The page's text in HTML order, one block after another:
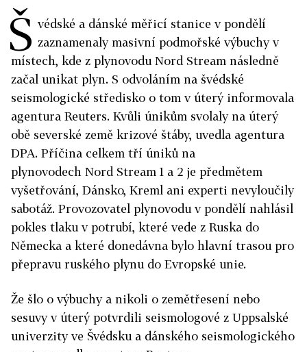
Š védské a dánské měřicí stanice v pondělí
zaznamenaly masivní podmořské výbuchy v
místech, kde z plynovodu Nord Stream následně
začal unikat plyn. S odvoláním na švédské
seismologické středisko o tom v úterý informovala
agentura Reuters. Kvůli únikům svolaly na úterý
obě severské země krizové štáby, uvedla agentura
DPA. Příčina celkem tří úniků na
plynovodech Nord Stream 1 a 2 je předmětem
vyšetřování, Dánsko, Kreml ani experti nevyloučily
sabotáž. Provozovatel plynovodu v pondělí nahlásil
pokles tlaku v potrubí, které vede z Ruska do
Německa a které donedávna bylo hlavní trasou pro
přepravu ruského plynu do Evropské unie.
Že šlo o výbuchy a nikoli o zemětřesení nebo
sesuvy v úterý potvrdili seismologové z Uppsalské
univerzity ve Švédsku a dánského seismologického